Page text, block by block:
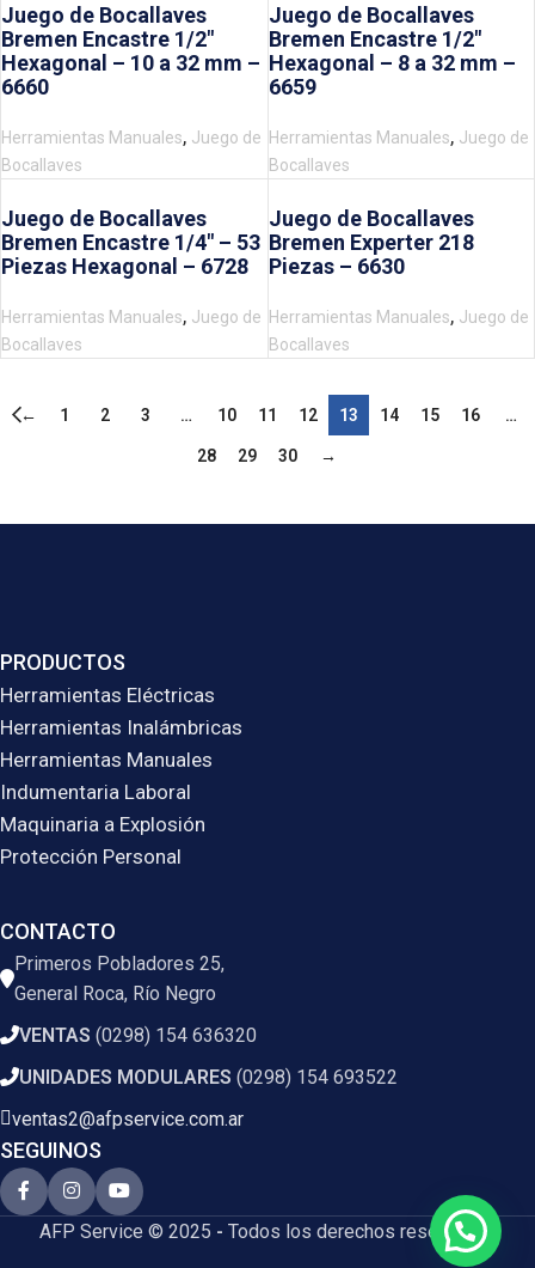
Juego de Bocallaves
Bremen Encastre 1/2″
Hexagonal – 10 a 32 mm –
6660
Herramientas Manuales, Juego de
Bocallaves
Juego de Bocallaves
Bremen Encastre 1/2″
Hexagonal – 8 a 32 mm –
6659
Herramientas Manuales, Juego de
Bocallaves
Juego de Bocallaves
Bremen Encastre 1/4″ – 53
Piezas Hexagonal – 6728
Herramientas Manuales, Juego de
Bocallaves
Juego de Bocallaves
Bremen Experter 218
Piezas – 6630
Herramientas Manuales, Juego de
Bocallaves
← 1 2 3 … 10 11 12 13 14 15 16 …
28 29 30 →
PRODUCTOS
Herramientas Eléctricas
Herramientas Inalámbricas
Herramientas Manuales
Indumentaria Laboral
Maquinaria a Explosión
Protección Personal
CONTACTO
Primeros Pobladores 25,
General Roca, Río Negro
VENTAS (0298) 154 636320
UNIDADES MODULARES (0298) 154 693522
ventas2@afpservice.com.ar
SEGUINOS
AFP Service © 2025 - Todos los derechos reservados